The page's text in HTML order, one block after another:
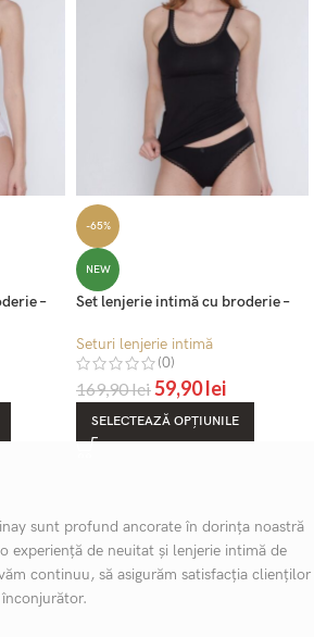
–
-65%
NEW
Set lenjerie intimă cu broderie –
Seturi lenjerie intimă
(0)
169,90lei59,90lei
SELECTEAZĂ OPȚIUNILE
sunt profund ancorate în dorința noastră
experiență de neuitat și lenjerie intimă de
continuu, să asigurăm satisfacția clienților